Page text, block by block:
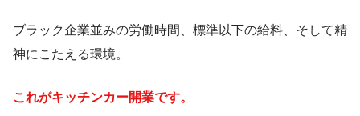
ブラック企業並みの労働時間、標準以下の給料、そして精
神にこたえる環境。
これがキッチンカー開業です。